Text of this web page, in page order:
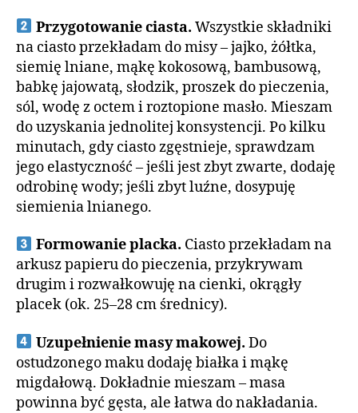
Przygotowanie ciasta. Wszystkie składniki
na ciasto przekładam do misy – jajko, żółtka,
siemię lniane, mąkę kokosową, bambusową,
babkę jajowatą, słodzik, proszek do pieczenia,
sól, wodę z octem i roztopione masło. Mieszam
do uzyskania jednolitej konsystencji. Po kilku
minutach, gdy ciasto zgęstnieje, sprawdzam
jego elastyczność – jeśli jest zbyt zwarte, dodaję
odrobinę wody; jeśli zbyt luźne, dosypuję
siemienia lnianego.
Formowanie placka. Ciasto przekładam na
arkusz papieru do pieczenia, przykrywam
drugim i rozwałkowuję na cienki, okrągły
placek (ok. 25–28 cm średnicy).
Uzupełnienie masy makowej. Do
ostudzonego maku dodaję białka i mąkę
migdałową. Dokładnie mieszam – masa
powinna być gęsta, ale łatwa do nakładania.